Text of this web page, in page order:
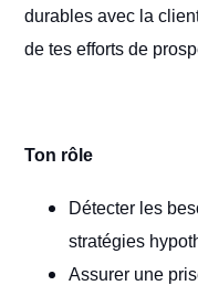
durables avec la
de tes efforts de
Ton rôle
Détecter les
stratégies
Assurer une